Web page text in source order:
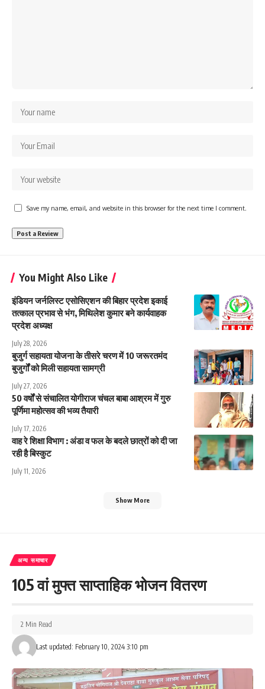
Save my name, email, and website in this browser for the next time I comment.
You Might Also Like
इंडियन जर्नलिस्ट एसोसिएशन की बिहार प्रदेश इकाई
तत्काल प्रभाव से भंग, मिथिलेश कुमार बने कार्यवाहक
प्रदेश अध्यक्ष
July 28, 2026
बुजुर्ग सहायता योजना के तीसरे चरण में 10 जरूरतमंद
बुजुर्गों को मिली सहायता सामग्री
July 27, 2026
50 वर्षों से संचालित योगीराज चंचल बाबा आश्रम में गुरु
पूर्णिमा महोत्सव की भव्य तैयारी
July 17, 2026
वाह रे शिक्षा विभाग : अंडा व फल के बदले छात्रों को दी जा
रही है बिस्कुट
July 11, 2026
Show More
अन्य समाचार
105 वां मुफ्त साप्ताहिक भोजन वितरण
Last updated: February 10, 2024 3:10 pm
2 Min Read